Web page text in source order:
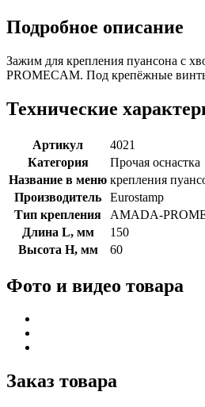
Подробное описание
Зажим для крепления пуансона с
PROMECAM. Под крепёжные
Технические
Артикул
4021
Категория
Прочая оснастка
Название в меню крепления
Производитель
Eurostamp
Тип крепления
AMADA-
Длина L, мм
150
Высота H, мм
60
Фото и видео товара
Заказ товара